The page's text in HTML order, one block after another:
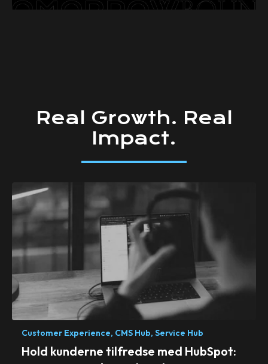
Real Growth. Real
Impact.
Customer Experience, CMS Hub, Service Hub
Hold kunderne tilfredse med HubSpot: